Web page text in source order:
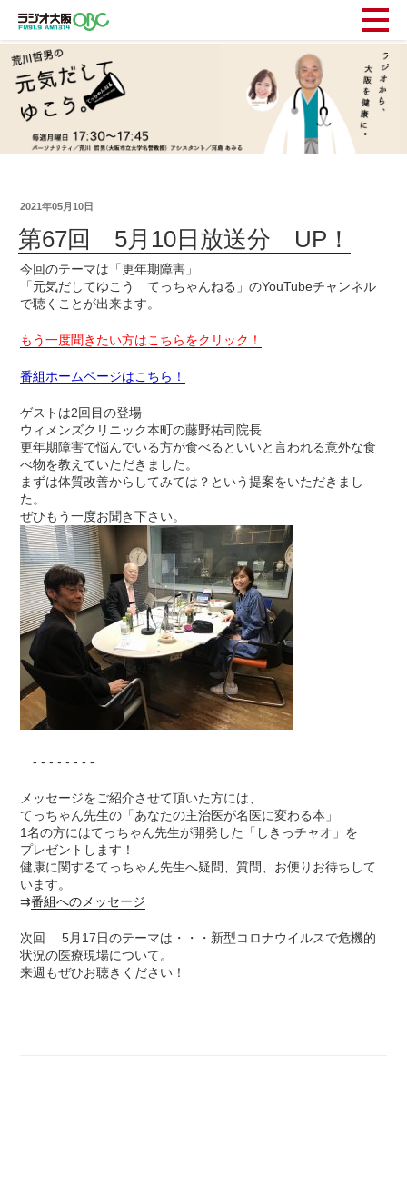
2021年05月10日
第67回 5月10日放送分 UP！
今回のテーマは「更年期障害」
「元気だしてゆこう てっちゃんねる」のYouTubeチャンネル
で聴くことが出来ます。
もう一度聞きたい方はこちらをクリック！
番組ホームページはこちら！
ゲストは2回目の登場
ウィメンズクリニック本町の藤野祐司院長
更年期障害で悩んでいる方が食べるといいと言われる意外な食
べ物を教えていただきました。
まずは体質改善からしてみては？という提案をいただきまし
た。
ぜひもう一度お聞き下さい。
- - - - - - - -
メッセージをご紹介させて頂いた方には、
てっちゃん先生の「あなたの主治医が名医に変わる本」
1名の方にはてっちゃん先生が開発した「しきっチャオ」を
プレゼントします！
健康に関するてっちゃん先生へ疑問、質問、お便りお待ちして
います。
⇉番組へのメッセージ
次回 5月17日のテーマは・・・新型コロナウイルスで危機的
状況の医療現場について。
来週もぜひお聴きください！